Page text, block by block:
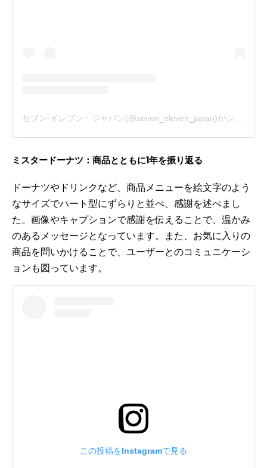
ミスタードーナツ：商品とともに1年を振り返る
ドーナツやドリンクなど、商品メニューを絵文字のよう
なサイズでハート型にずらりと並べ、感謝を述べまし
た。画像やキャプションで感謝を伝えることで、温かみ
のあるメッセージとなっています。また、お気に入りの
商品を問いかけることで、ユーザーとのコミュニケーシ
ョンも図っています。
この投稿をInstagramで見る